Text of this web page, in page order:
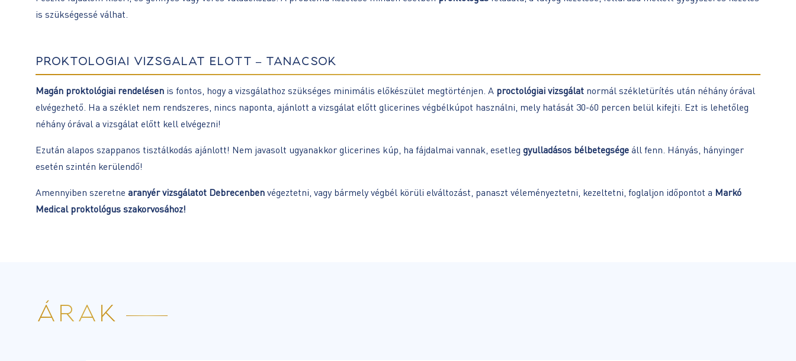
is szükségessé válhat.
PROKTOLÓGIAI VIZSGÁLAT ELŐTT – TANÁCSOK
Magán proktológiai rendelésen is fontos, hogy a vizsgálathoz szükséges minimális előkészület megtörténjen. A proctológiai vizsgálat normál székletürítés után néhány órával
elvégezhető. Ha a széklet nem rendszeres, nincs naponta, ajánlott a vizsgálat előtt glicerines végbélkúpot használni, mely hatását 30-60 percen belül kifejti. Ezt is lehetőleg
néhány órával a vizsgálat előtt kell elvégezni!
Ezután alapos szappanos tisztálkodás ajánlott! Nem javasolt ugyanakkor glicerines kúp, ha fájdalmai vannak, esetleg gyulladásos bélbetegsége áll fenn. Hányás, hányinger
esetén szintén kerülendő!
Amennyiben szeretne aranyér vizsgálatot Debrecenben végeztetni, vagy bármely végbél körüli elváltozást, panaszt véleményeztetni, kezeltetni, foglaljon időpontot a Markó
Medical proktológus szakorvosához!
ÁRAK